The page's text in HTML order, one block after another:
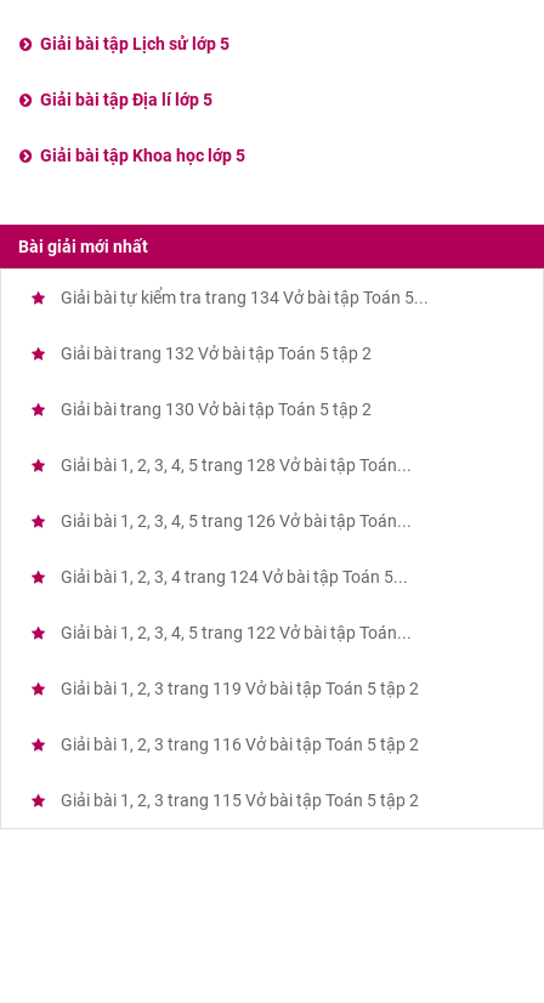
Giải bài tập Lịch sử lớp 5
Giải bài tập Địa lí lớp 5
Giải bài tập Khoa học lớp 5
Bài giải mới nhất
Giải bài tự kiểm tra trang 134 Vở bài tập Toán 5...
Giải bài trang 132 Vở bài tập Toán 5 tập 2
Giải bài trang 130 Vở bài tập Toán 5 tập 2
Giải bài 1, 2, 3, 4, 5 trang 128 Vở bài tập Toán...
Giải bài 1, 2, 3, 4, 5 trang 126 Vở bài tập Toán...
Giải bài 1, 2, 3, 4 trang 124 Vở bài tập Toán 5...
Giải bài 1, 2, 3, 4, 5 trang 122 Vở bài tập Toán...
Giải bài 1, 2, 3 trang 119 Vở bài tập Toán 5 tập 2
Giải bài 1, 2, 3 trang 116 Vở bài tập Toán 5 tập 2
Giải bài 1, 2, 3 trang 115 Vở bài tập Toán 5 tập 2